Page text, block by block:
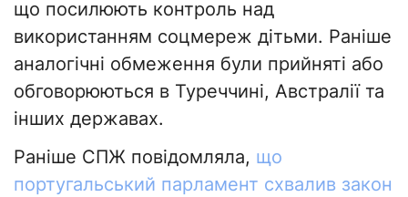
що посилюють контроль над
використанням соцмереж дітьми. Раніше
аналогічні обмеження були прийняті або
обговорюються в Туреччині, Австралії та
інших державах.
Раніше СПЖ повідомляла, що
португальський парламент схвалив закон